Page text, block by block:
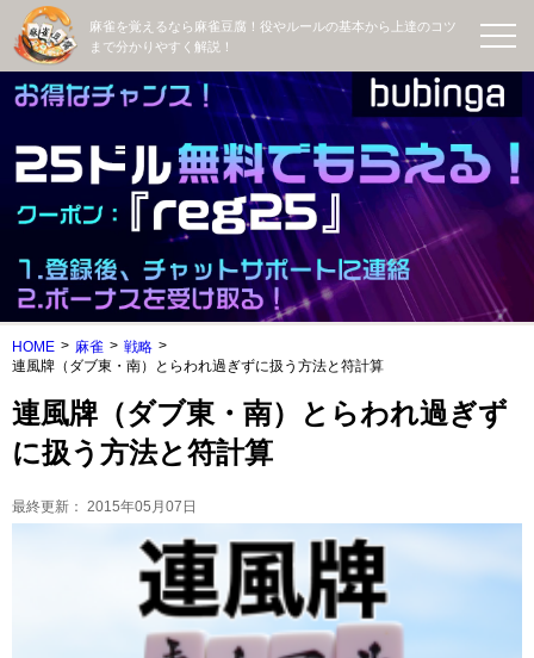
麻雀を覚えるなら麻雀豆腐！役やルールの基本から上達のコツ
まで分かりやすく解説！
HOME 麻雀
戦略
連風牌（ダブ東・南）とらわれ過ぎずに扱う方法と符計算
連風牌（ダブ東・南）とらわれ過ぎず
に扱う方法と符計算
最終更新： 2015年05月07日